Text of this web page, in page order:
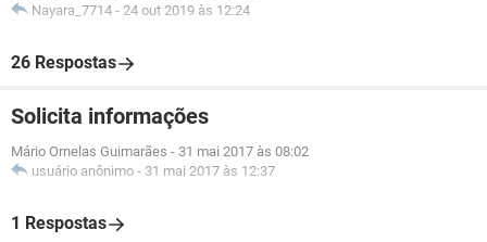
Nayara_7714 - 24 out 2019 às 12:24
26 Respostas
Solicita informações
Mário Ornelas Guimarães - 31 mai 2017 às 08:02
usuário anônimo - 31 mai 2017 às 12:37
1 Respostas